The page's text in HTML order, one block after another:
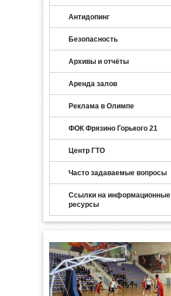
Антидопинг
Безопасность
Архивы и отчёты
Аренда залов
Реклама в Олимпе
ФОК Фрязино Горького 21
Центр ГТО
Часто задаваемые вопросы
Ссылки на информационные
ресурсы